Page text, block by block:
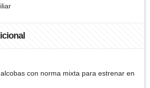
con norma mixta para estrenar en